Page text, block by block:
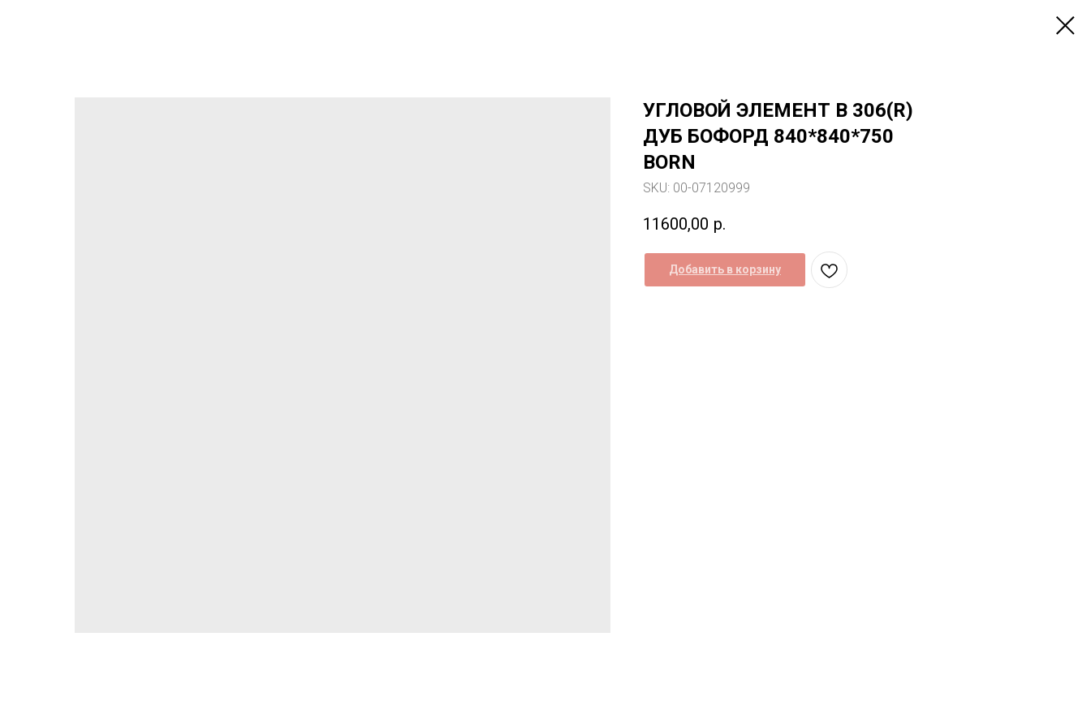
УГЛОВОЙ ЭЛЕМЕНТ В 306(R)
ДУБ БОФОРД 840*840*750
BORN
SKU: 00-07120999
11600,00 р.
Добавить в корзину